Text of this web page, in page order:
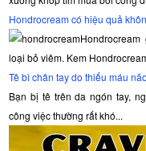
Hondrocream có hiệu quả
loại bỏ viêm. Kem
Tê bì chân tay do thiếu máu não
Bạn bị tê trên da ngón tay,
công việc thường rất khó...